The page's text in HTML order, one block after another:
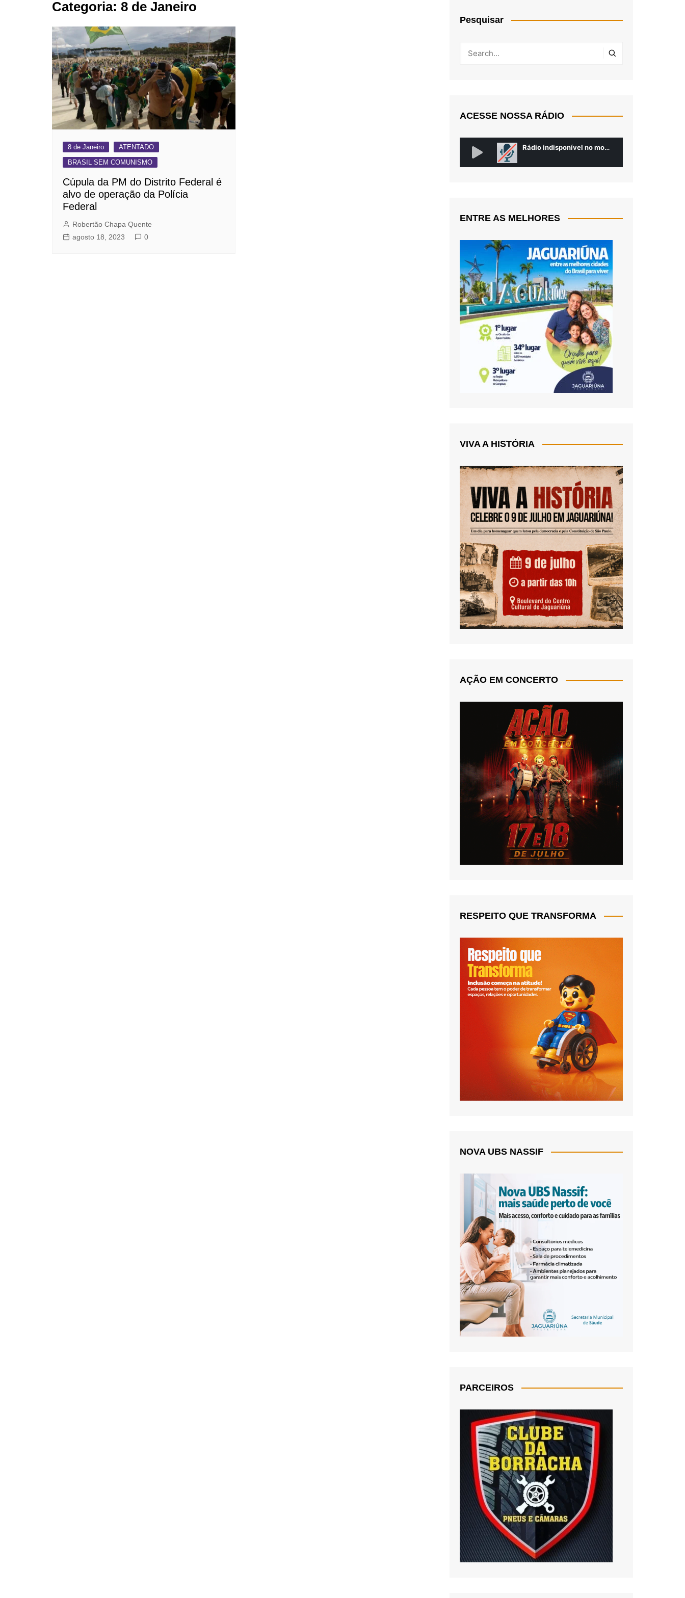
BARRETOS
CAMPINAS
ESTIVA GERBI
JAGUARIÚNA
JUNDIAÍ
LIMEIRA
MOGI GUAÇU
MOGI MIRIM
RIBEIRÃO PRETO
Categoria: 8 de Janeiro
8 de Janeiro
ATENTADO
BRASIL SEM COMUNISMO
Cúpula da PM do Distrito Federal é
alvo de operação da Polícia
Federal
Robertão Chapa Quente
agosto 18, 2023
0
Pesquisar
ACESSE NOSSA RÁDIO
ENTRE AS MELHORES
VIVA A HISTÓRIA
AÇÃO EM CONCERTO
RESPEITO QUE TRANSFORMA
NOVA UBS NASSIF
PARCEIROS